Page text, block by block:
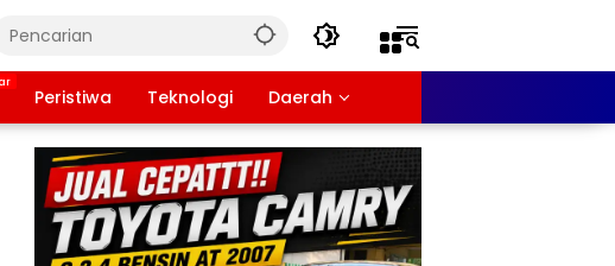
Peristiwa Teknologi Daerah